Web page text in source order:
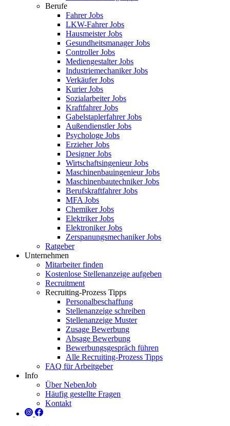
Berufe
Fahrer Jobs
LKW-Fahrer Jobs
Hausmeister Jobs
Gesundheitsmanager Jobs
Controller Jobs
Mediengestalter Jobs
Industriemechaniker Jobs
Verkäufer Jobs
Kurier Jobs
Sozialarbeiter Jobs
Kraftfahrer Jobs
Gabelstaplerfahrer Jobs
Außendienstler Jobs
Psychologe Jobs
Erzieher Jobs
Designer Jobs
Wirtschaftsingenieur Jobs
Maschinenbauingenieur Jobs
Maschinenbautechniker Jobs
Berufskraftfahrer Jobs
MFA Jobs
Chemiker Jobs
Elektriker Jobs
Elektroniker Jobs
Zerspanungsmechaniker Jobs
Ratgeber
Unternehmen
Mitarbeiter finden
Kostenlose Stellenanzeige aufgeben
Recruitment
Recruiting-Prozess Tipps
Personalbeschaffung
Stellenanzeige schreiben
Stellenanzeige Muster
Zusage Bewerbung
Absage Bewerbung
Bewerbungsgespräch führen
Alle Recruiting-Prozess Tipps
FAQ für Arbeitgeber
Info
Über NebenJob
Häufig gestellte Fragen
Kontakt